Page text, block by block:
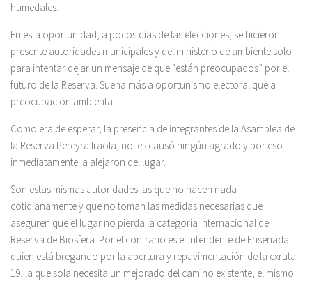
humedales.
En esta oportunidad, a pocos días de las elecciones, se hicieron
presente autoridades municipales y del ministerio de ambiente solo
para intentar dejar un mensaje de que “están preocupados” por el
futuro de la Reserva. Suena más a oportunismo electoral que a
preocupación ambiental.
Como era de esperar, la presencia de integrantes de la Asamblea de
la Reserva Pereyra Iraola, no les causó ningún agrado y por eso
inmediatamente la alejaron del lugar.
Son estas mismas autoridades las que no hacen nada
cotidianamente y que no toman las medidas necesarias que
aseguren que el lugar no pierda la categoría internacional de
Reserva de Biosfera. Por el contrario es el Intendente de Ensenada
quien está bregando por la apertura y repavimentación de la exruta
19, la que sola necesita un mejorado del camino existente; el mismo